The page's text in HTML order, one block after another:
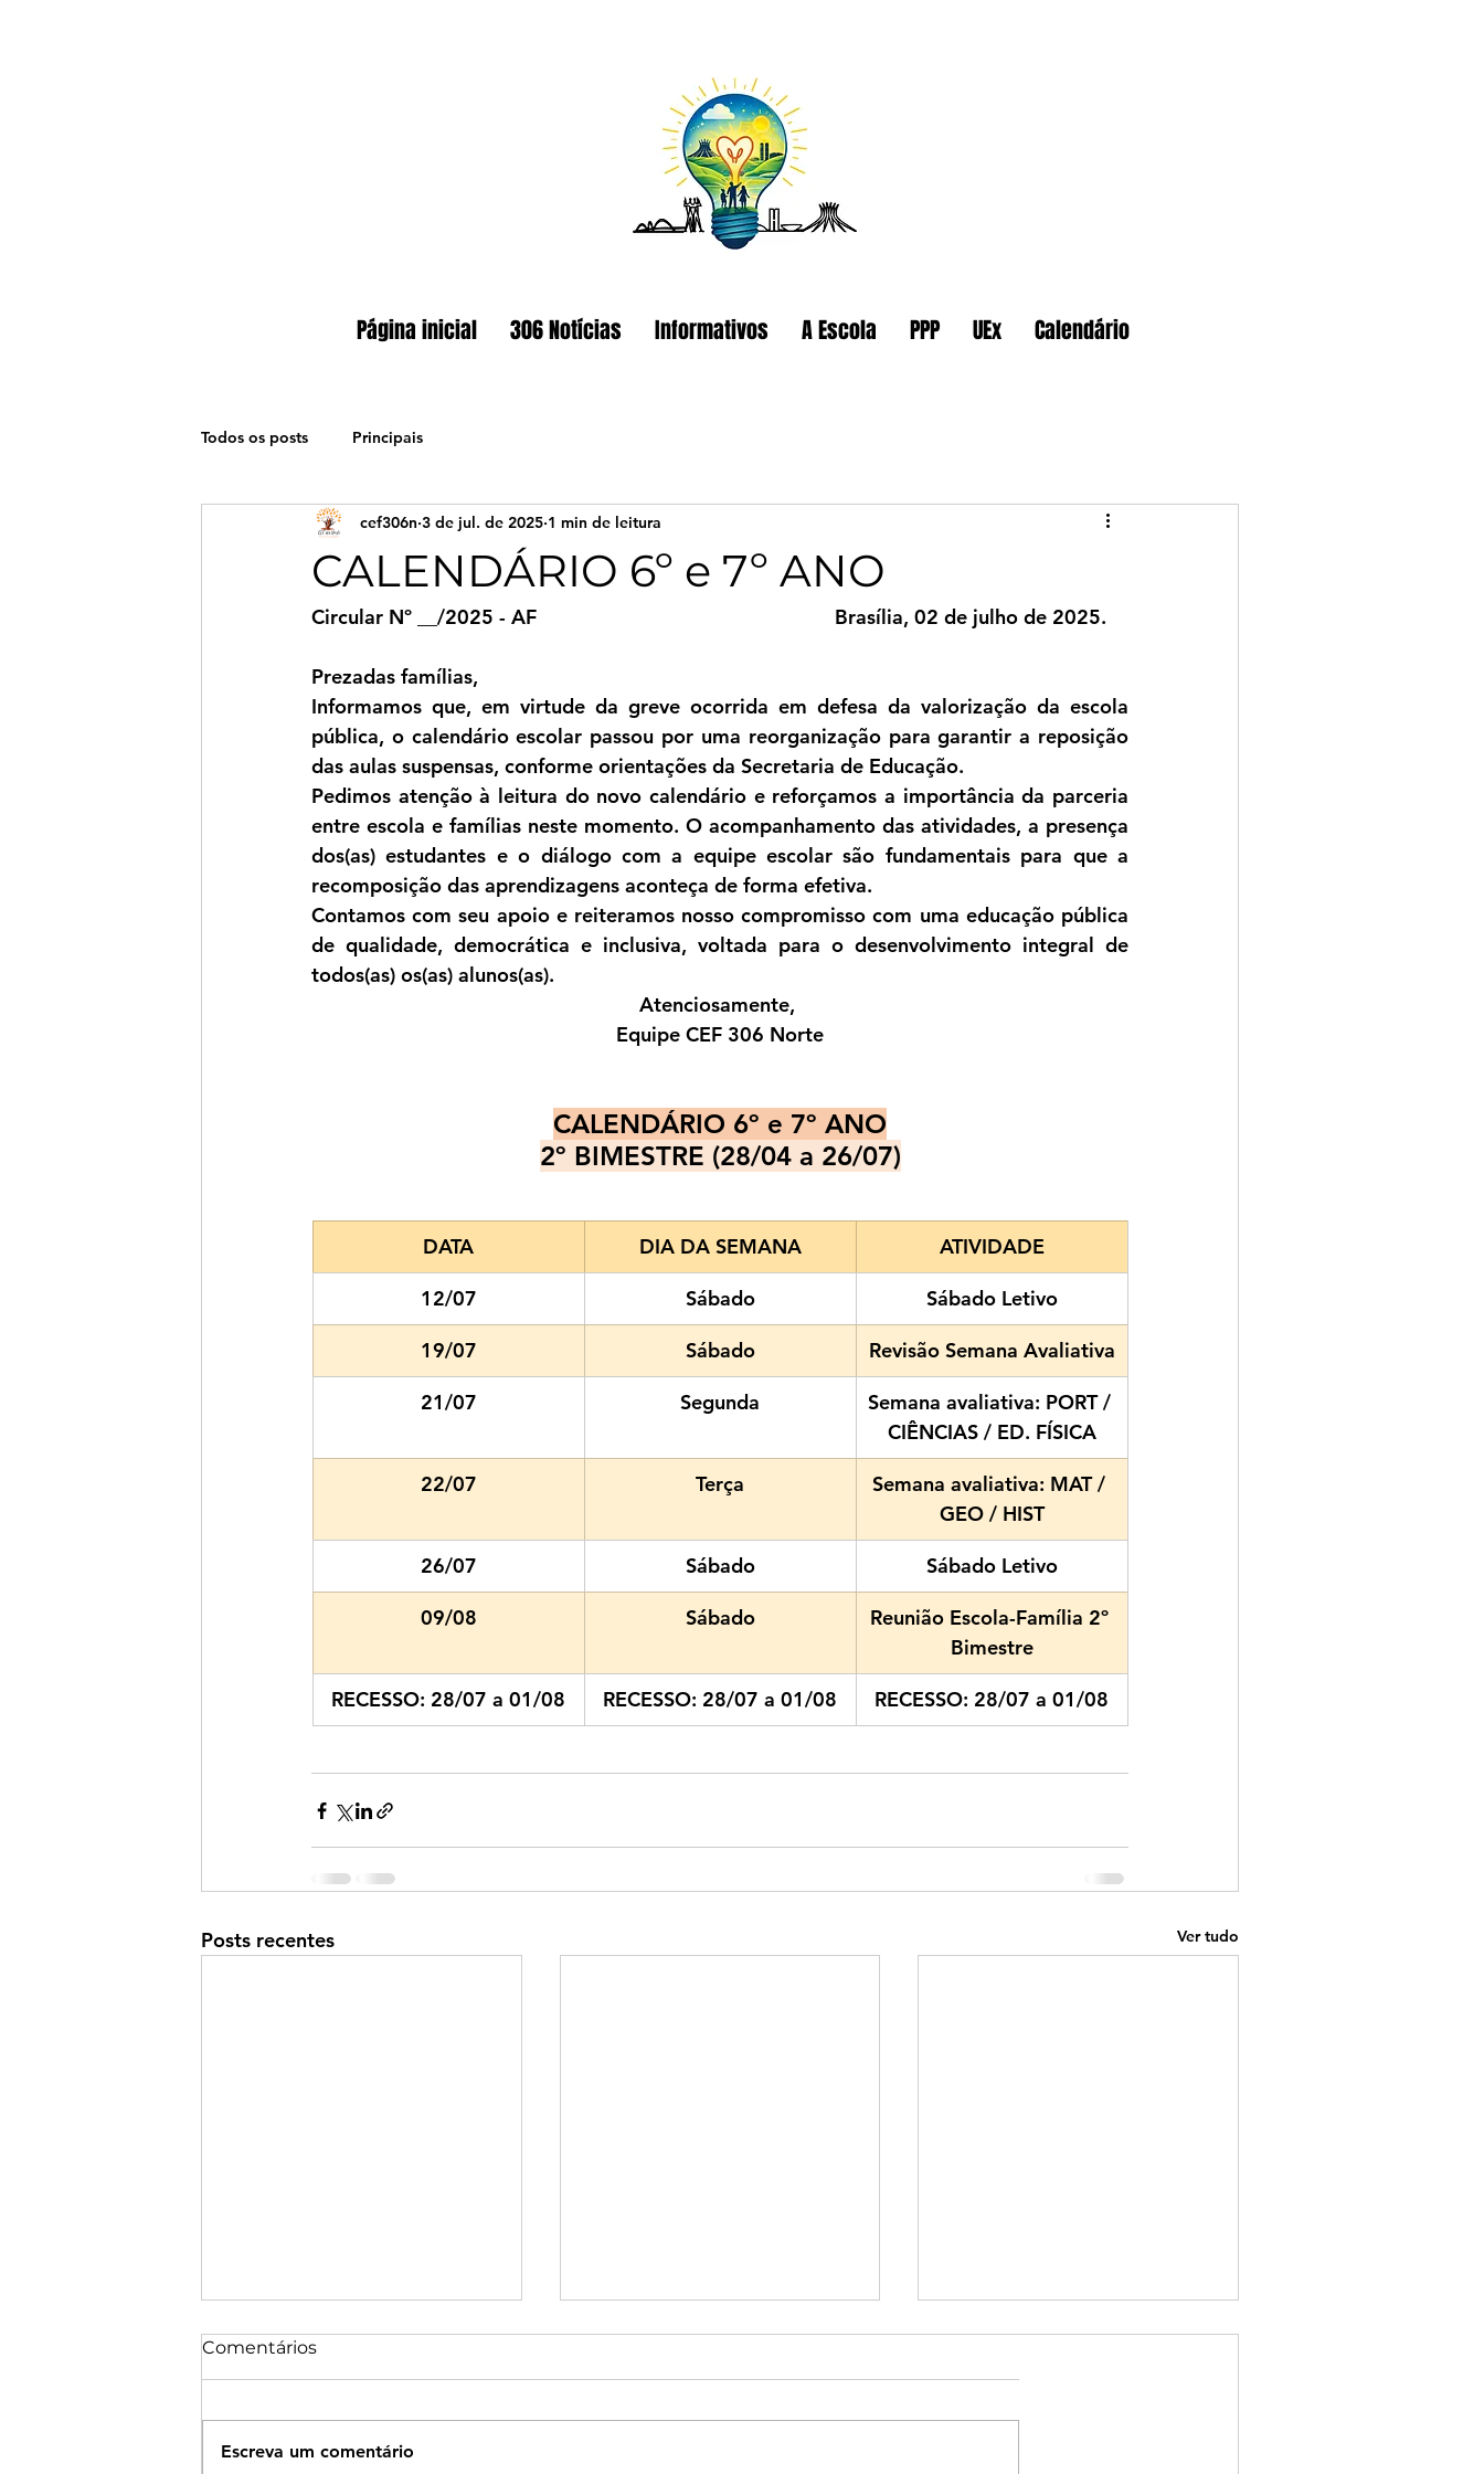
Página inicial 306 Notícias Informativos A Escola PPP UEx Calendário
Todos os posts Principais
CALENDÁRIO 6º e 7º ANO
cef306n 3 de jul. de 2025 1 min de leitura
Circular Nº __/2025 - AF Brasília, 02 de julho de 2025.
Prezadas famílias,
Informamos que, em virtude da greve ocorrida em defesa da valorização da escola
pública, o calendário escolar passou por uma reorganização para garantir a reposição
das aulas suspensas, conforme orientações da Secretaria de Educação.
Pedimos atenção à leitura do novo calendário e reforçamos a importância da parceria
entre escola e famílias neste momento. O acompanhamento das atividades, a presença
dos(as) estudantes e o diálogo com a equipe escolar são fundamentais para que a
recomposição das aprendizagens aconteça de forma efetiva.
Contamos com seu apoio e reiteramos nosso compromisso com uma educação pública
de qualidade, democrática e inclusiva, voltada para o desenvolvimento integral de
todos(as) os(as) alunos(as).
Atenciosamente,
Equipe CEF 306 Norte
CALENDÁRIO 6º e 7º ANO
2º BIMESTRE (28/04 a 26/07)
DATA DIA DA SEMANA ATIVIDADE
12/07 Sábado Sábado Letivo
19/07 Sábado Revisão Semana Avaliativa
21/07 Segunda
Semana avaliativa: PORT /
CIÊNCIAS / ED. FÍSICA
22/07 Terça
Semana avaliativa: MAT /
GEO / HIST
26/07 Sábado Sábado Letivo
09/08 Sábado
Reunião Escola-Família 2º
Bimestre
RECESSO: 28/07 a 01/08 RECESSO: 28/07 a 01/08 RECESSO: 28/07 a 01/08
Posts recentes Ver tudo
Cardápio Agosto
Comentários
Escreva um comentário